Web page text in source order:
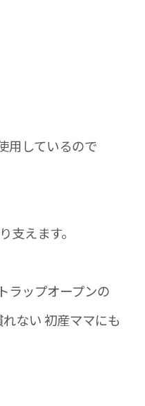
用しているので
支えます。
ラップオープンの
ない 初産ママにも